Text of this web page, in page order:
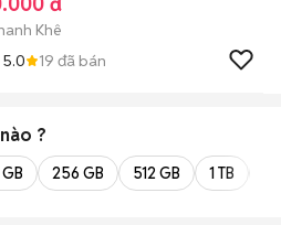
Khê
5.0 19 đã bán
nào ?
256 GB 512 GB 1 TB